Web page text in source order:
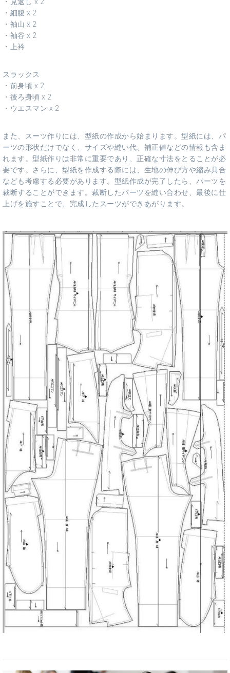
・細腹 x 2
・袖山 x 2
・袖谷 x 2
・上衿
スラックス
・前身頃 x 2
・後ろ身頃 x 2
・ウエスマン x 2
また、スーツ作りには、型紙の作成から始まります。型紙には、パ
ーツの形状だけでなく、サイズや縫い代、補正値などの情報も含ま
れます。型紙作りは非常に重要であり、正確な寸法をとることが必
要です。さらに、型紙を作成する際には、生地の伸び方や縮み具合
なども考慮する必要があります。型紙作成が完了したら、パーツを
裁断することができます。裁断したパーツを縫い合わせ、最後に仕
上げを施すことで、完成したスーツができあがります。